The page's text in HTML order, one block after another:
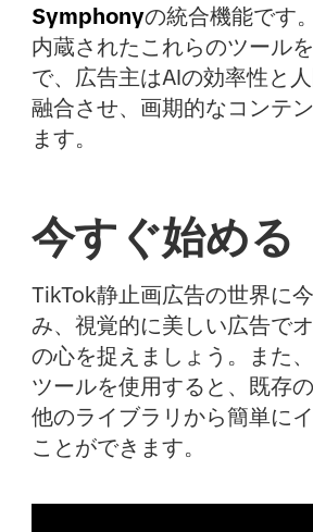
Symphonyの統合機能です
内蔵されたこれらのツール
で、広告主はAIの効率性と
融合させ、画期的なコンテ
ます。
今すぐ始める
TikTok静止画広告の世界に
み、視覚的に美しい広告で
の心を捉えましょう。また
ツールを使用すると、既存
他のライブラリから簡単に
ことができます。